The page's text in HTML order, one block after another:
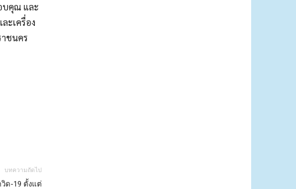
บคุณ และ
ะเครื่อง
ชนคร
บทความถัดไป
ด-19 ตั้งแต่